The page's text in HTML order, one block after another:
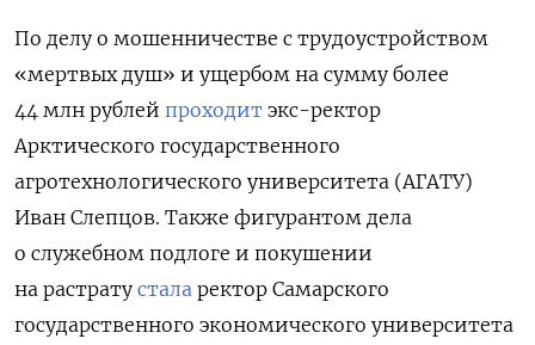
По делу о мошенничестве с трудоустройством
«мертвых душ» и ущербом на сумму более
44 млн рублей проходит экс-ректор
Арктического государственного
агротехнологического университета (АГАТУ)
Иван Слепцов. Также фигурантом дела
о служебном подлоге и покушении
на растрату стала ректор Самарского
государственного экономического университета